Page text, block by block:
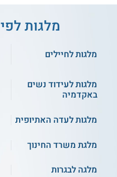
מלגות
מלגות לחיילים
מלגות לעידוד נשים
באקדמיה
מלגות לעדה האתיופית
מלגת משרד החינוך
מלגה לבגרות